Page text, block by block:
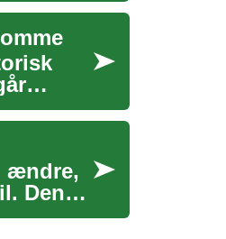
ændre,
Denne